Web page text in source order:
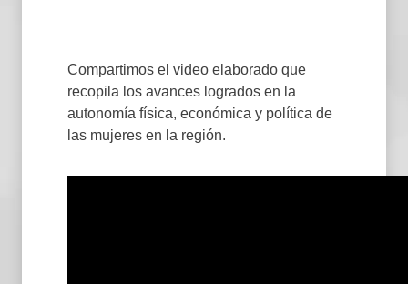
Compartimos el video elaborado que
recopila los avances logrados en la
autonomía física, económica y política de
las mujeres en la región.